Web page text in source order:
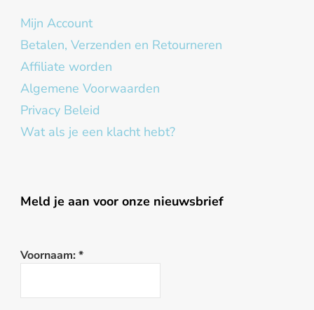
Mijn Account
Betalen, Verzenden en Retourneren
Affiliate worden
Algemene Voorwaarden
Privacy Beleid
Wat als je een klacht hebt?
Meld je aan voor onze nieuwsbrief
Voornaam: *